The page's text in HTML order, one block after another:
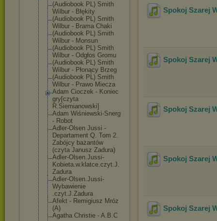
(Audiobook PL) Smith
Wilbur - Błękity
(Audiobook PL) Smith
Wilbur - Brama Chaki
(Audiobook PL) Smith
Wilbur - Monsun
(Audiobook PL) Smith
Wilbur - Odgłos Gromu
(Audiobook PL) Smith
Wilbur - Płonący Brzeg
(Audiobook PL) Smith
Wilbur - Prawo Miecza
Adam Cioczek - Koniec
gry[czyta
R.Siemianowski]
Adam Wiśniewski-Snerg
- Robot
Adler-Olsen Jussi -
Departament Q. Tom 2.
Zabójcy bażantów
(czyta Janusz Zadura)
Adler-Olsen.Jussi-
Kobieta.w. klatce.czyt.J.
Zadura
Adler-Olsen.Jussi-
Wybawienie
.czyt.J.Zadura
Afekt - Remigiusz Mróz
(A)
Agatha Christie - A.B.C
Spokoj Szarej
Spokoj Szarej
Spokoj Szarej
Spokoj Szarej
Spokoj Szarej